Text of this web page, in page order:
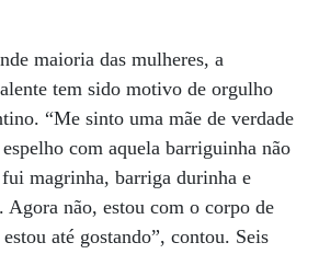
maioria das mulheres, a
tem sido motivo de orgulho
“Me sinto uma mãe de verdade
com aquela barriguinha não
fui magrinha, barriga durinha e
Agora não, estou com o corpo de
até gostando”, contou. Seis